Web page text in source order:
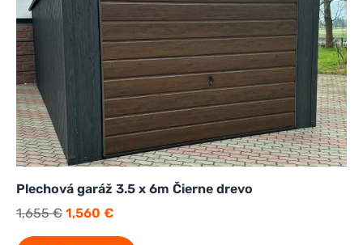
Plechová garáž 3.5 x 6m Čierne drevo
1,655€ 1,560 €